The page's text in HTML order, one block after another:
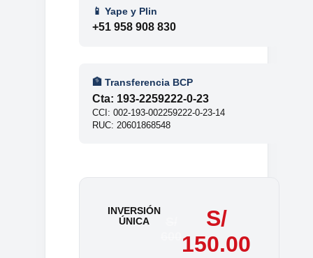
📱 Yape y Plin
+51 958 908 830
🏦 Transferencia BCP
Cta: 193-2259222-0-23
CCI: 002-193-002259222-0-23-14
RUC: 20601868548
INVERSIÓN
ÚNICA
S/
150.00